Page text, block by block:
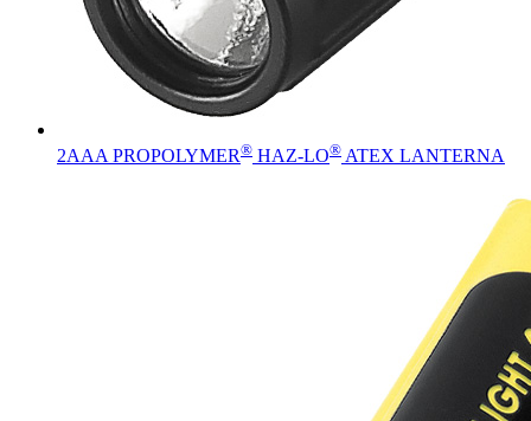
2AAA PROPOLYMER® HAZ-LO® ATEX LANTERNA